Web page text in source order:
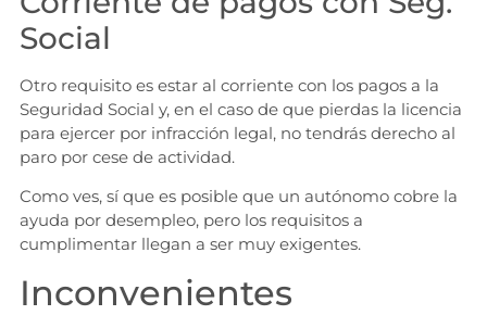
Social
Otro requisito es estar al corriente con los pagos a la
Seguridad Social y, en el caso de que pierdas la licencia
para ejercer por infracción legal, no tendrás derecho al
paro por cese de actividad.
Como ves, sí que es posible que un autónomo cobre la
ayuda por desempleo, pero los requisitos a
cumplimentar llegan a ser muy exigentes.
Inconvenientes